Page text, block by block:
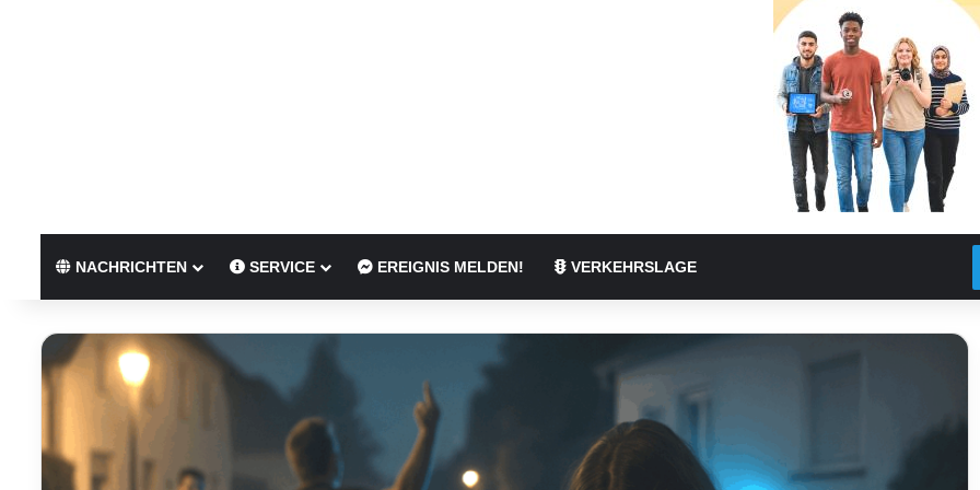
NACHRICHTEN SERVICE EREIGNIS MELDEN! VERKEHRSLAGE